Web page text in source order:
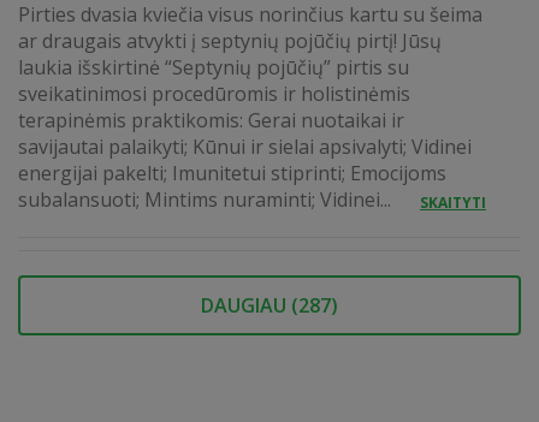
Pirties dvasia kviečia visus norinčius kartu su šeima
ar draugais atvykti į septynių pojūčių pirtį! Jūsų
laukia išskirtinė “Septynių pojūčių” pirtis su
sveikatinimosi procedūromis ir holistinėmis
terapinėmis praktikomis: Gerai nuotaikai ir
savijautai palaikyti; Kūnui ir sielai apsivalyti; Vidinei
energijai pakelti; Imunitetui stiprinti; Emocijoms
subalansuoti; Mintims nuraminti; Vidinei...
SKAITYTI
DAUGIAU (287)